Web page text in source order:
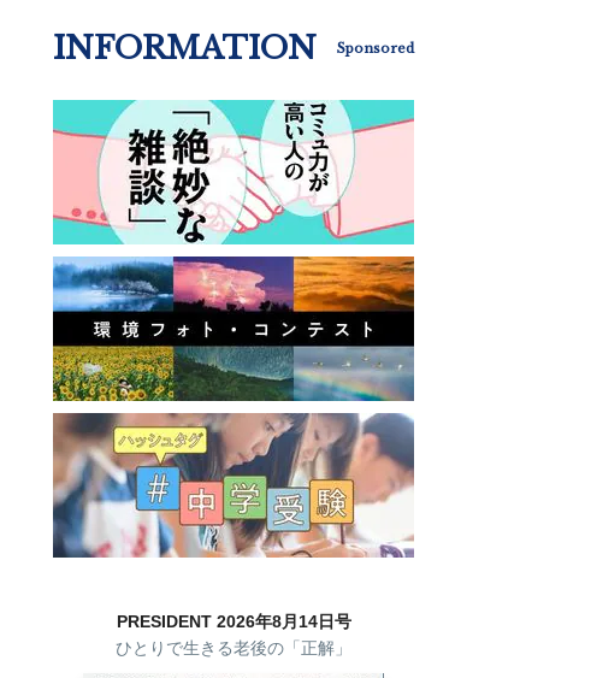
INFORMATION Sponsored
PRESIDENT 2026年8月14日号
ひとりで生きる老後の「正解」